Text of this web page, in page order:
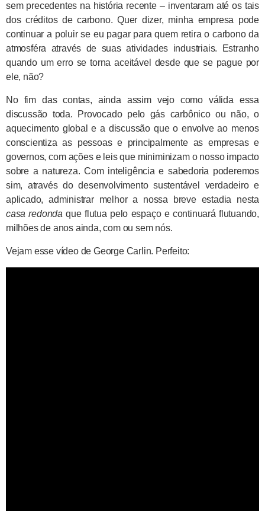
sem precedentes na história recente – inventaram até os tais
dos créditos de carbono. Quer dizer, minha empresa pode
continuar a poluir se eu pagar para quem retira o carbono da
atmosféra através de suas atividades industriais. Estranho
quando um erro se torna aceitável desde que se pague por
ele, não?
No fim das contas, ainda assim vejo como válida essa
discussão toda. Provocado pelo gás carbônico ou não, o
aquecimento global e a discussão que o envolve ao menos
conscientiza as pessoas e principalmente as empresas e
governos, com ações e leis que miniminizam o nosso impacto
sobre a natureza. Com inteligência e sabedoria poderemos
sim, através do desenvolvimento sustentável verdadeiro e
aplicado, administrar melhor a nossa breve estadia nesta
casa redonda que flutua pelo espaço e continuará flutuando,
milhões de anos ainda, com ou sem nós.
Vejam esse vídeo de George Carlin. Perfeito: